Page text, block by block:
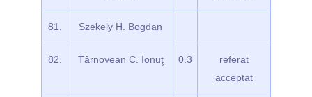
81. Szekely H. Bogdan
82. Târnovean C. Ionuţ 0.3
referat
acceptat